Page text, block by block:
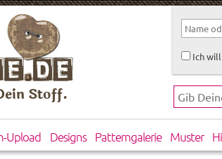
Stoff.
Ich will
Upload Designs Patterngalerie Muster